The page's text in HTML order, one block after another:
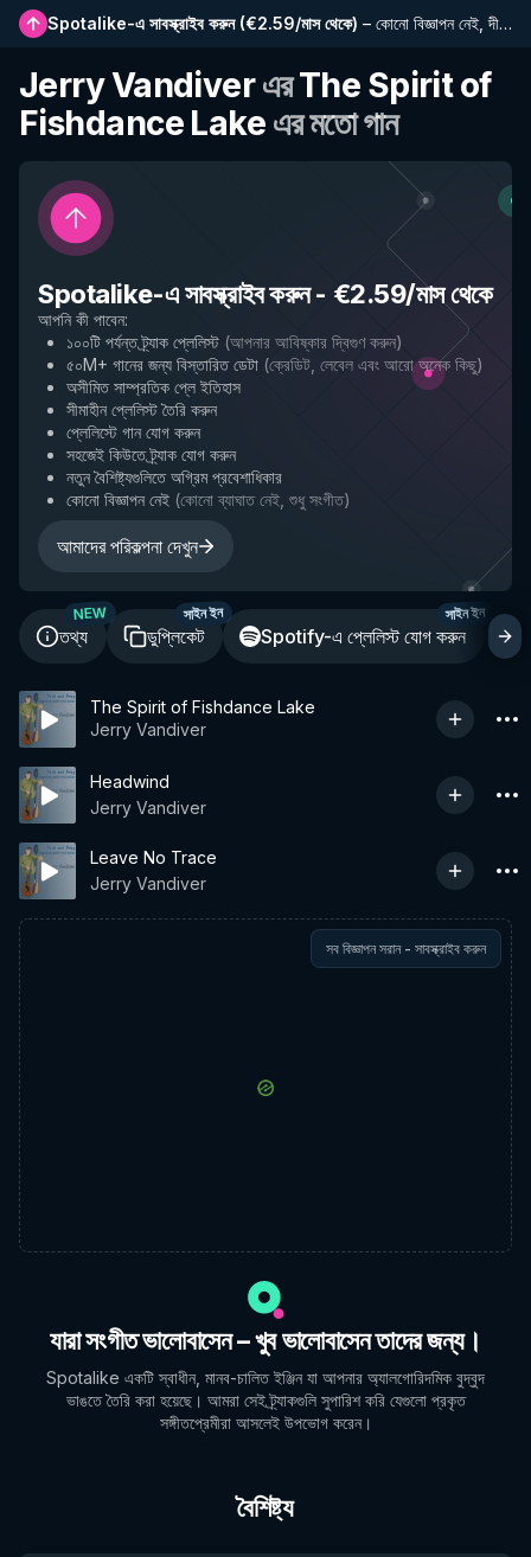
Spotalike-এ সাবস্ক্রাইব করুন(€2.59/মাস থেকে) – কোনো বিজ্ঞাপন নেই, দীর্ঘতর প্লেলিস্ট, সম্পূর্ণ ইতিহাস এবং নতুন বৈশিষ্ট্যে প্রাথমিক প্রবেশাধিকার
Jerry VandiverএরThe Spirit of
Fishdance Lake এর মতো গান
Spotalike-এ সাবস্ক্রাইব করুন- €2.59/মাস থেকে
আপনি কী পাবেন:
১০০টি পর্যন্ত ট্র্যাক প্লেলিস্ট (আপনার আবিষ্কার দ্বিগুণ করুন)
৫০M+ গানের জন্য বিস্তারিত ডেটা (ক্রেডিট, লেবেল এবং আরো অনেক কিছু)
অসীমিত সাম্প্রতিক প্লে ইতিহাস
সীমাহীন প্লেলিস্ট তৈরি করুন
প্লেলিস্টে গান যোগ করুন
সহজেই কিউতে ট্র্যাক যোগ করুন
নতুন বৈশিষ্ট্যগুলিতে অগ্রিম প্রবেশাধিকার
কোনো বিজ্ঞাপন নেই (কোনো ব্যাঘাত নেই, শুধু সংগীত)
আমাদের পরিকল্পনা দেখুন
তথ্য
NEW
ডুপ্লিকেট
সাইন ইন
Spotify-এ প্লেলিস্ট যোগ করুন
সাইন ইন
The Spirit of Fishdance Lake
Jerry Vandiver
Headwind
Jerry Vandiver
Leave No Trace
Jerry Vandiver
সব বিজ্ঞাপন সরান - সাবস্ক্রাইব করুন
যারা সংগীত ভালোবাসেন – খুব ভালোবাসেন তাদের জন্য।
Spotalike একটি স্বাধীন, মানব-চালিত ইঞ্জিন যা আপনার অ্যালগোরিদমিক বুদ্বুদ
ভাঙতে তৈরি করা হয়েছে। আমরা সেই ট্র্যাকগুলি সুপারিশ করি যেগুলো প্রকৃত
সঙ্গীতপ্রেমীরা আসলেই উপভোগ করেন।
বৈশিষ্ট্য